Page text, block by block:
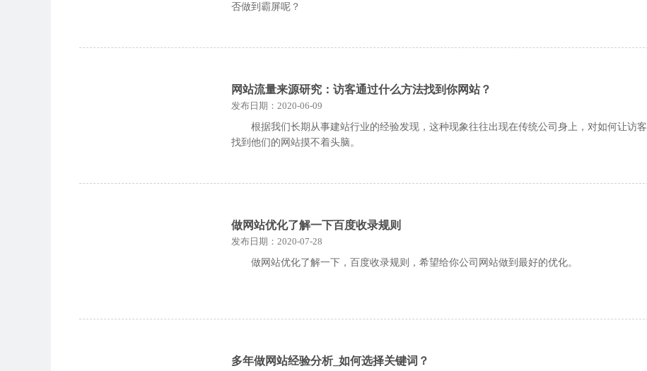
否做到霸屏呢？
网站流量来源研究：访客通过什么方法找到你网站？
发布日期：2020-06-09
根据我们长期从事建站行业的经验发现，这种现象往往出现在传统公司身上，对如何让访客
找到他们的网站摸不着头脑。
做网站优化了解一下百度收录规则
发布日期：2020-07-28
做网站优化了解一下，百度收录规则，希望给你公司网站做到最好的优化。
多年做网站经验分析_如何选择关键词？